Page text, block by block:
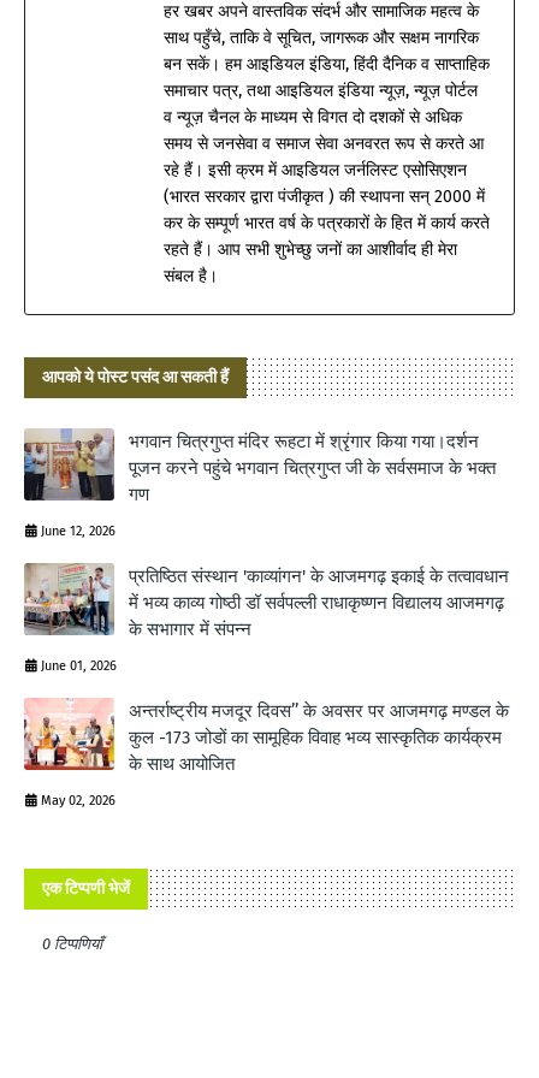
हर खबर अपने वास्तविक संदर्भ और सामाजिक महत्व के
साथ पहुँचे, ताकि वे सूचित, जागरूक और सक्षम नागरिक
बन सकें। हम आइडियल इंडिया, हिंदी दैनिक व साप्ताहिक
समाचार पत्र, तथा आइडियल इंडिया न्यूज़, न्यूज़ पोर्टल
व न्यूज़ चैनल के माध्यम से विगत दो दशकों से अधिक
समय से जनसेवा व समाज सेवा अनवरत रूप से करते आ
रहे हैं। इसी क्रम में आइडियल जर्नलिस्ट एसोसिएशन
(भारत सरकार द्वारा पंजीकृत ) की स्थापना सन् 2000 में
कर के सम्पूर्ण भारत वर्ष के पत्रकारों के हित में कार्य करते
रहते हैं। आप सभी शुभेच्छु जनों का आशीर्वाद ही मेरा
संबल है।
आपको ये पोस्ट पसंद आ सकती हैं
भगवान चित्रगुप्त मंदिर रूहटा में श्रृंगार किया गया।दर्शन
पूजन करने पहुंचे भगवान चित्रगुप्त जी के सर्वसमाज के भक्त
गण
June 12, 2026
प्रतिष्ठित संस्थान 'काव्यांगन' के आजमगढ़ इकाई के तत्वावधान
में भव्य काव्य गोष्ठी डॉ सर्वपल्ली राधाकृष्णन विद्यालय आजमगढ़
के सभागार में संपन्न
June 01, 2026
अन्तर्राष्ट्रीय मजदूर दिवस’’ के अवसर पर आजमगढ़ मण्डल के
कुल -173 जोडों का सामूहिक विवाह भव्य सास्कृतिक कार्यक्रम
के साथ आयोजित
May 02, 2026
एक टिप्पणी भेजें
0 टिप्पणियाँ